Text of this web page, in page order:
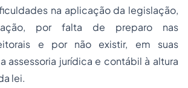
na aplicação da legislação,
por falta de preparo nas
e por não existir, em suas
assessoria jurídica e contábil à altura
lei.